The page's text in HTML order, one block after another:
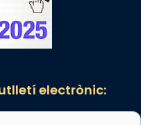
electrònic: